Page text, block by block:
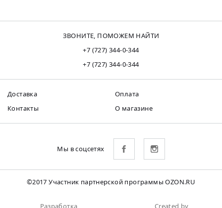
ЗВОНИТЕ, ПОМОЖЕМ НАЙТИ
+7 (727) 344-0-344
+7 (727) 344-0-344
Доставка
Оплата
Контакты
О магазине
Мы в соцсетях
©2017 Участник партнерской программы OZON.RU
Разработка Created by